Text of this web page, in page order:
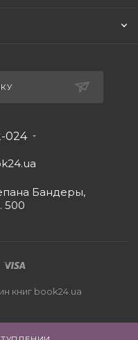
024
Бандеры,
500
книг book24.ua